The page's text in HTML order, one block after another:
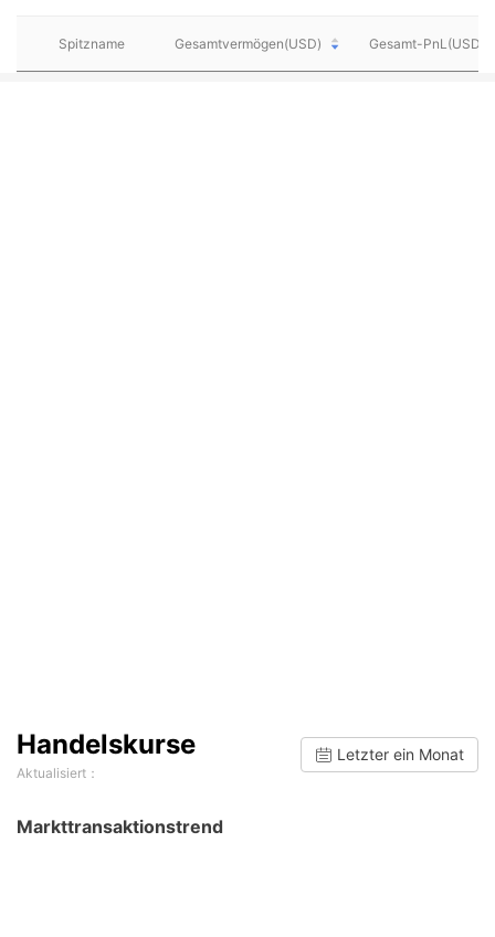
Spitzname Gesamtvermögen(USD) Gesamt-PnL(USD)
Handelskurse
Aktualisiert：
Letzter ein Monat
Markttransaktionstrend